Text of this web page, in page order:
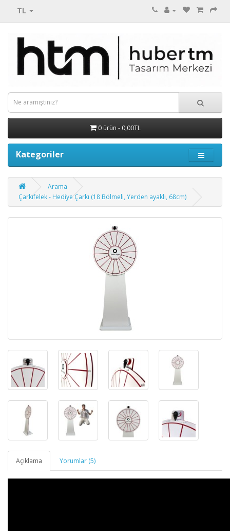
TL
0 ürün - 0,00TL
Kategoriler
Arama
Çarkıfelek - Hediye Çarkı (18 Bölmeli, Yerden ayaklı, 68cm)
Açıklama Yorumlar (5)